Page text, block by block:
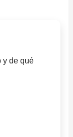
y de qué